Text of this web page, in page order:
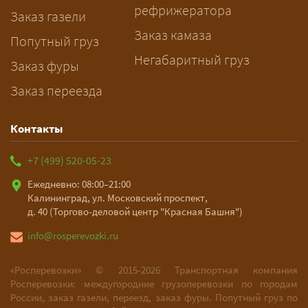
подготовку документов.
Заказ газели
Попутный груз
Заказ фуры
Заказ переезда
рефрижератора
Заказ камаза
Негабаритный груз
Контакты
+7 (499) 520-05-23
Ежедневно: 08:00–21:00
Калининград, ул. Московский проспект,
д. 40 (Торгово-деловой центр "Красная Башня")
info@rosperevozki.ru
«Росперевозки» © 2015-2026
Транспортная компания
Росперевозки: междугородние грузоперевозки по городам
России, заказ газели, переезд, заказ фуры. Попутный груз по